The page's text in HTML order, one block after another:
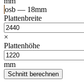
osb — 18mm
Plattenbreite
×
Plattenhöhe
mm
Schnitt berechnen